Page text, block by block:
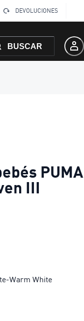
DEVOLUCIONES
BUSCAR
III
Warm White